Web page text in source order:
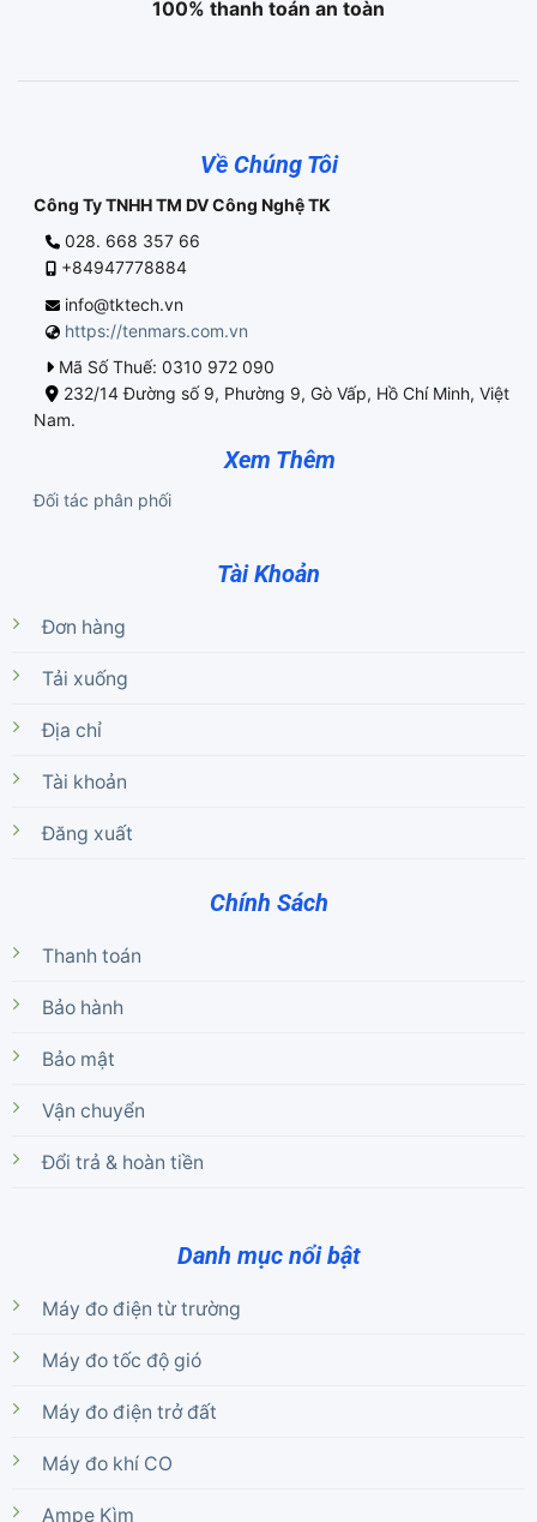
100% thanh toán an toàn
Về Chúng Tôi
Công Ty TNHH TM DV Công Nghệ TK
028. 668 357 66
+84947778884
info@tktech.vn
https://tenmars.com.vn
Mã Số Thuế: 0310 972 090
232/14 Đường số 9, Phường 9, Gò Vấp, Hồ Chí Minh, Việt
Nam.
Xem Thêm
Đối tác phân phối
Tài Khoản
Đơn hàng
Tải xuống
Địa chỉ
Tài khoản
Đăng xuất
Chính Sách
Thanh toán
Bảo hành
Bảo mật
Vận chuyển
Đổi trả & hoàn tiền
Danh mục nổi bật
Máy đo điện từ trường
Máy đo tốc độ gió
Máy đo điện trở đất
Máy đo khí CO
Ampe Kìm